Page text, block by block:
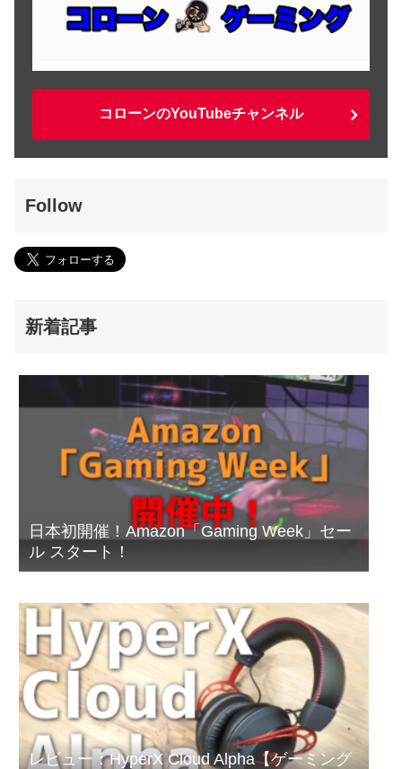
コローンのYouTubeチャンネル
Follow
新着記事
日本初開催！Amazon「Gaming Week」セー
ル スタート！
レビュー：HyperX Cloud Alpha【ゲーミング